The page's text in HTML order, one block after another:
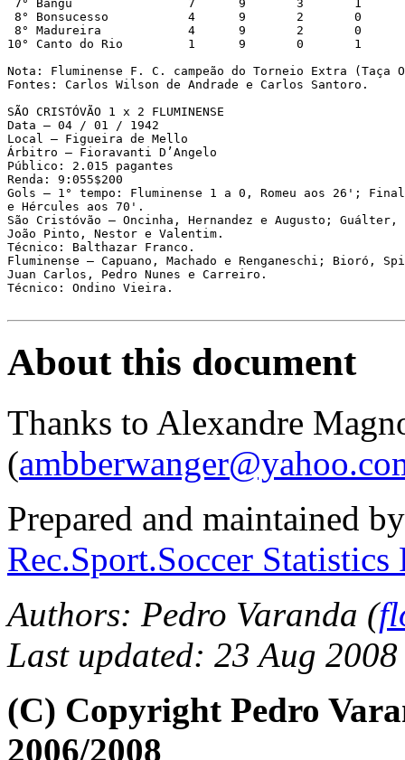
7° Bangu                7      9       3       1
8° Bonsucesso           4      9       2       0
8° Madureira            4      9       2       0
10° Canto do Rio         1      9       0       1
Nota: Fluminense F. C. campeão do Torneio Extra (Taça
Fontes: Carlos Wilson de Andrade e Carlos Santoro.
SÃO CRISTÓVÃO 1 x 2 FLUMINENSE
Data – 04 / 01 / 1942
Local – Figueira de Mello
Árbitro – Fioravanti D’Angelo
Público: 2.015 pagantes
Renda: 9:055$200
Gols – 1° tempo: Fluminense 1 a 0, Romeu aos 26';
e Hércules aos 70'.
São Cristóvão – Oncinha, Hernandez e Augusto;
João Pinto, Nestor e Valentim.
Técnico: Balthazar Franco.
Fluminense – Capuano, Machado e Renganeschi; Bioró,
Juan Carlos, Pedro Nunes e Carreiro.
Técnico: Ondino Vieira.
About this document
Thanks to Alexandre
(
Prepared and maintained
Rec.Sport.Soccer
Authors: Pedro Varanda (
Last updated: 23 Aug 2008
(C) Copyright Pedro
2006/2008